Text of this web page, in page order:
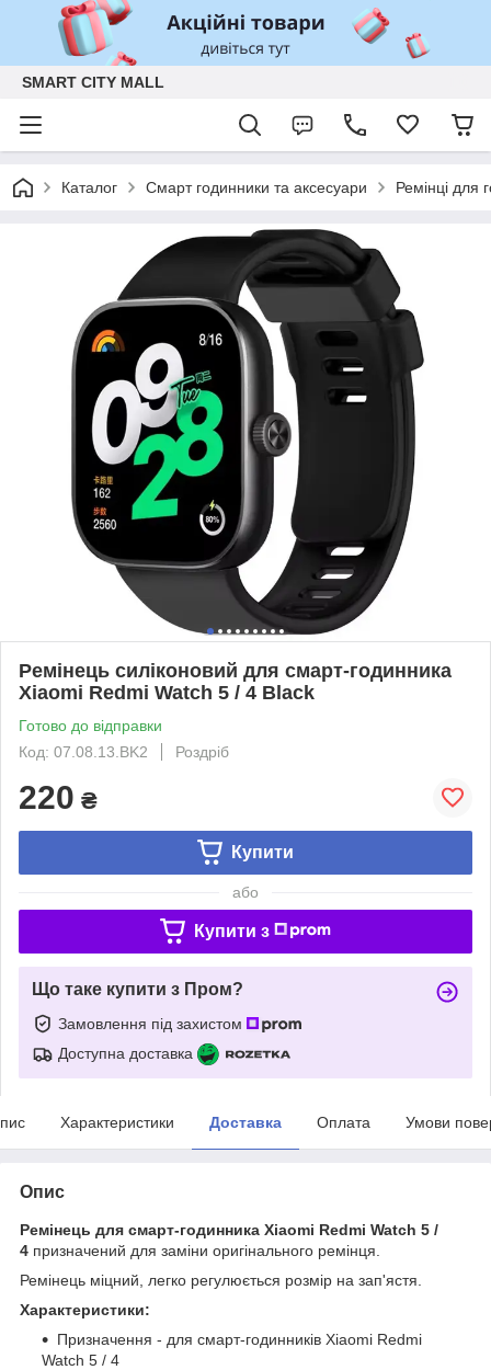
SMART CITY MALL
Каталог Смарт годинники та аксесуари Ремінці для
Ремінець силіконовий для смарт-годинника
Xiaomi Redmi Watch 5 / 4 Black
Готово до відправки
Код: 07.08.13.BK2
Роздріб
220 ₴
Купити
або
Купити з
Що таке купити з Пром?
Замовлення під захистом
Доступна доставка
Характеристики Доставка Оплата Умови
Опис
Ремінець для смарт-годинника Xiaomi Redmi Watch 5 /
4 призначений для заміни оригінального ремінця.
Ремінець міцний, легко регулюється розмір на зап'ястя.
Характеристики:
Призначення - для смарт-годинників Xiaomi Redmi
Watch 5 / 4